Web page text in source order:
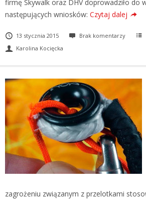
firmę Skywalk oraz DHV doprowadziło do
następujących wniosków: Czytaj dalej
13 stycznia 2015 Brak komentarzy
Karolina Kocięcka
zagrożeniu związanym z przelotkami